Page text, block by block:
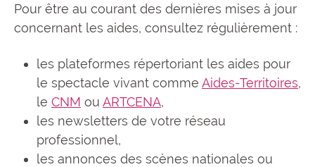
Pour être au courant des dernières mises à jour
concernant les aides, consultez régulièrement :
les plateformes répertoriant les aides pour
le spectacle vivant comme Aides-Territoires,
le CNM ou ARTCENA,
les newsletters de votre réseau
professionnel,
les annonces des scènes nationales ou